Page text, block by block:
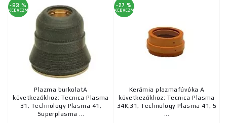
-83 %
KEDVEZMÉNY
Plazma burkolatA
következőkhöz: Tecnica Plasma
31, Technology Plasma 41,
Superplasma ...
-27 %
KEDVEZMÉNY
Kerámia plazmafúvóka A
következőkhöz: Tecnica Plasma
34K,31, Technology Plasma 41, 5
...